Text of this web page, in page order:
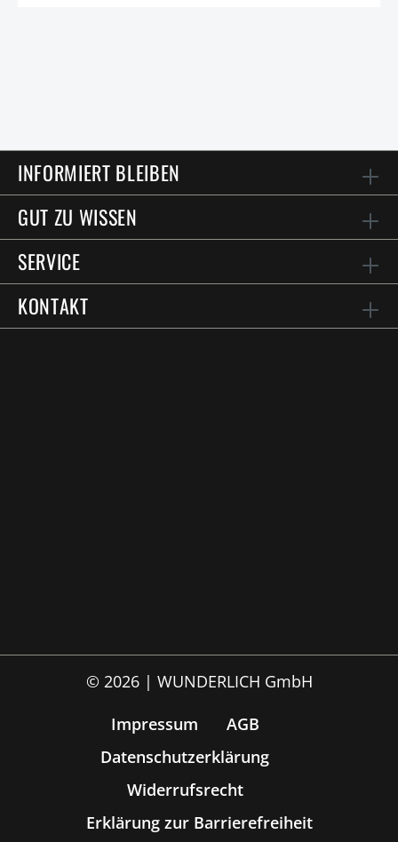
INFORMIERT BLEIBEN
GUT ZU WISSEN
SERVICE
KONTAKT
© 2026 | WUNDERLICH GmbH
Impressum
AGB
Datenschutzerklärung
Widerrufsrecht
Erklärung zur Barrierefreiheit